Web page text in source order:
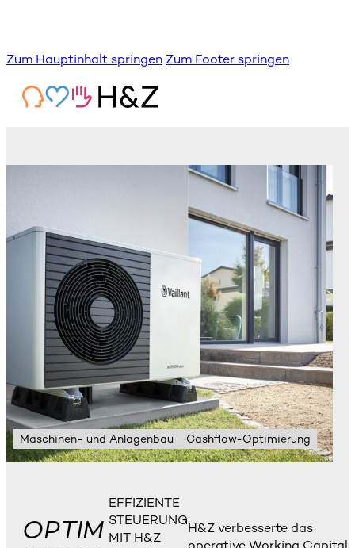
Zum Hauptinhalt springen Zum Footer springen
Maschinen- und Anlagenbau Cashflow-Optimierung
OPTIM
EFFIZIENTE
STEUERUNG
MIT H&Z
H&Z verbesserte das
operative Working Capital